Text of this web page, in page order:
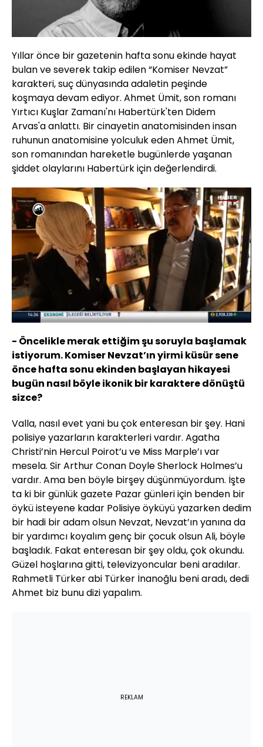
Yıllar önce bir gazetenin hafta sonu ekinde hayat
bulan ve severek takip edilen “Komiser Nevzat”
karakteri, suç dünyasında adaletin peşinde
koşmaya devam ediyor. Ahmet Ümit, son romanı
Yırtıcı Kuşlar Zamanı'nı Habertürk'ten Didem
Arvas'a anlattı. Bir cinayetin anatomisinden insan
ruhunun anatomisine yolculuk eden Ahmet Ümit,
son romanından hareketle bugünlerde yaşanan
şiddet olaylarını Habertürk için değerlendirdi.
Sesi
Aç
5.88%
Oynatma
Hızı
- Öncelikle merak ettiğim şu soruyla başlamak
istiyorum. Komiser Nevzat’ın yirmi küsür sene
önce hafta sonu ekinden başlayan hikayesi
bugün nasıl böyle ikonik bir karaktere dönüştü
sizce?
Valla, nasıl evet yani bu çok enteresan bir şey. Hani
polisiye yazarların karakterleri vardır. Agatha
Christi’nin Hercul Poirot’u ve Miss Marple’ı var
mesela. Sir Arthur Conan Doyle Sherlock Holmes’u
vardır. Ama ben böyle birşey düşünmüyordum. İşte
ta ki bir günlük gazete Pazar günleri için benden bir
öykü isteyene kadar Polisiye öyküyü yazarken dedim
bir hadi bir adam olsun Nevzat, Nevzat’ın yanına da
bir yardımcı koyalım genç bir çocuk olsun Ali, böyle
başladık. Fakat enteresan bir şey oldu, çok okundu.
Güzel hoşlarına gitti, televizyoncular beni aradılar.
Rahmetli Türker abi Türker İnanoğlu beni aradı, dedi
Ahmet biz bunu dizi yapalım.
REKLAM